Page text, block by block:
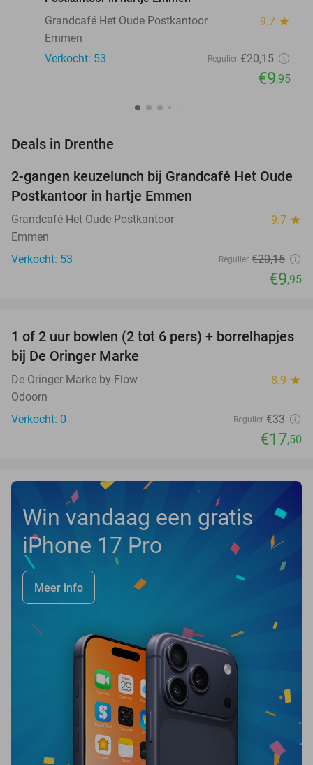
Grandcafé Het Oude Postkantoor
9.7 star
Emmen
Verkocht: 53
Regulier €20,15
€9,95
Deals in Drenthe
51%
NEW
TODAY
2-gangen keuzelunch bij Grandcafé Het Oude
Postkantoor in hartje Emmen
Grandcafé Het Oude Postkantoor 9.7 star
Emmen
Verkocht: 53
Regulier €20,15
€9,95
47%
TODAY
1 of 2 uur bowlen (2 tot 6 pers) + borrelhapjes
bij De Oringer Marke
De Oringer Marke by Flow 8.9 star
Odoorn
Verkocht: 0
Regulier €33
€17,50
Win vandaag een gratis
iPhone 17 Pro
Meer info